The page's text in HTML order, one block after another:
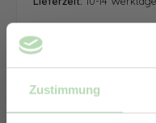
Zustimmung